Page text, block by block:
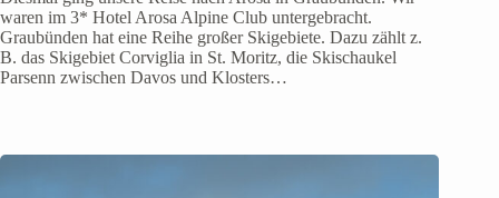
waren im 3* Hotel Arosa Alpine Club untergebracht.
Graubünden hat eine Reihe großer Skigebiete. Dazu zählt z.
B. das Skigebiet Corviglia in St. Moritz, die Skischaukel
Parsenn zwischen Davos und Klosters…